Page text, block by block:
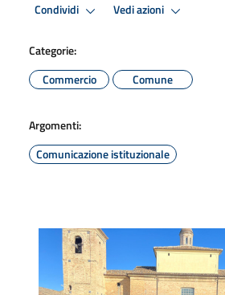
Condividi Vedi azioni
Categorie:
Commercio
Comune
Argomenti:
Comunicazione istituzionale